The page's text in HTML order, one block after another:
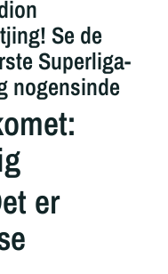
Se de
Superliga-
nogensinde
er